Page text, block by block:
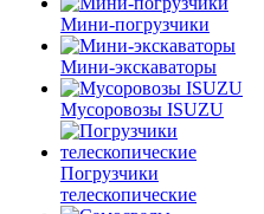
Мини-погрузчики
Мини-экскаваторы
Мусоровозы ISUZU
Погрузчики
телескопические